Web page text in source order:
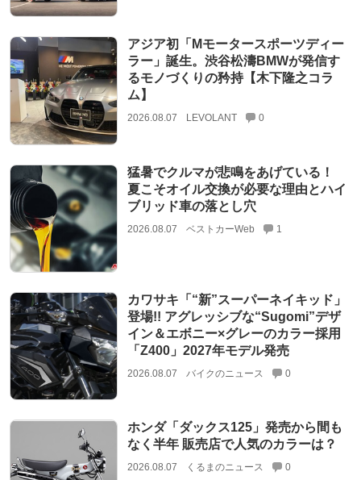
アジア初「Mモータースポーツディー
ラー」誕生。渋谷松濤BMWが発信す
るモノづくりの矜持【木下隆之コラ
ム】
2026.08.07 LEVOLANT 0
猛暑でクルマが悲鳴をあげている！
夏こそオイル交換が必要な理由とハイ
ブリッド車の落とし穴
2026.08.07 ベストカーWeb 1
カワサキ「“新”スーパーネイキッド」
登場!! アグレッシブな“Sugomi”デザ
イン＆エボニー×グレーのカラー採用
「Z400」2027年モデル発売
2026.08.07 バイクのニュース 0
ホンダ「ダックス125」発売から間も
なく半年 販売店で人気のカラーは？
2026.08.07 くるまのニュース 0